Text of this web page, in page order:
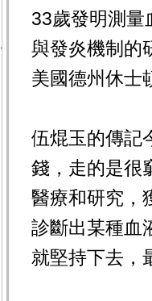
33歲發明測量
與發炎機制的
美國德州休士
伍焜玉的傳記
錢，走的是很
醫療和研究，
診斷出某種血
就堅持下去，